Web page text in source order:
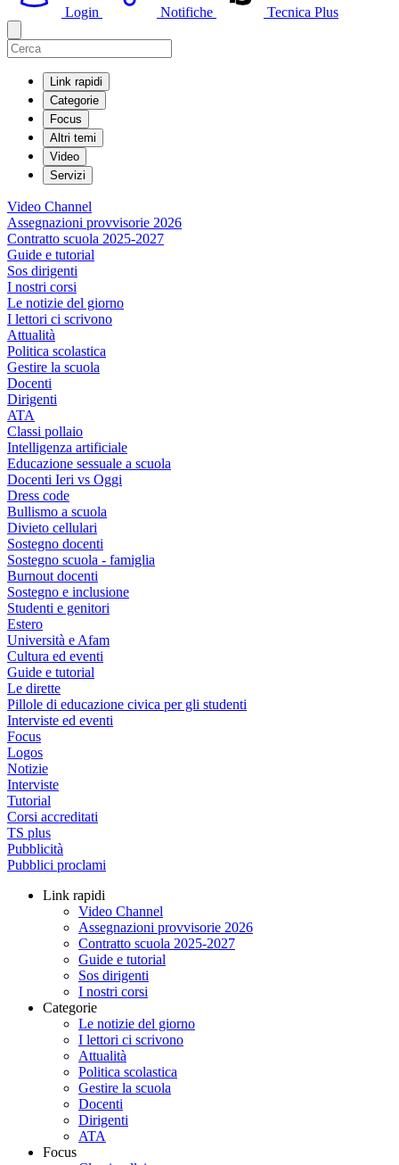
Login Notifiche Tecnica Plus
Link rapidi
Categorie
Focus
Altri temi
Video
Servizi
Video Channel
Assegnazioni provvisorie 2026
Contratto scuola 2025-2027
Guide e tutorial
Sos dirigenti
I nostri corsi
Le notizie del giorno
I lettori ci scrivono
Attualità
Politica scolastica
Gestire la scuola
Docenti
Dirigenti
ATA
Classi pollaio
Intelligenza artificiale
Educazione sessuale a scuola
Docenti Ieri vs Oggi
Dress code
Bullismo a scuola
Divieto cellulari
Sostegno docenti
Sostegno scuola - famiglia
Burnout docenti
Sostegno e inclusione
Studenti e genitori
Estero
Università e Afam
Cultura ed eventi
Guide e tutorial
Le dirette
Pillole di educazione civica per gli studenti
Interviste ed eventi
Focus
Logos
Notizie
Interviste
Tutorial
Corsi accreditati
TS plus
Pubblicità
Pubblici proclami
Link rapidi
Video Channel
Assegnazioni provvisorie 2026
Contratto scuola 2025-2027
Guide e tutorial
Sos dirigenti
I nostri corsi
Categorie
Le notizie del giorno
I lettori ci scrivono
Attualità
Politica scolastica
Gestire la scuola
Docenti
Dirigenti
ATA
Focus